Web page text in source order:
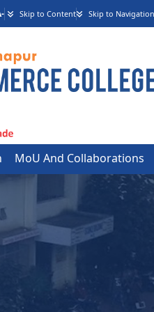
Skip to Content Skip to Navigation
MoU And Collaborations